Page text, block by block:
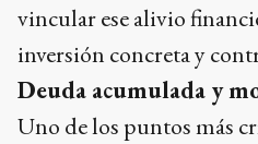
vincular ese alivio
inversión concreta y
Deuda acumulada y
Uno de los puntos más